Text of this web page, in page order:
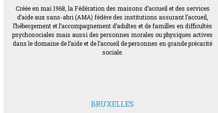
Créée en mai 1968, la Fédération des maisons d’accueil et des services
d’aide aux sans-abri (AMA) fédère des institutions assurant l’accueil,
l’hébergement et l’accompagnement d’adultes et de familles en difficultés
psychosociales mais aussi des personnes morales ou physiques actives
dans le domaine de l’aide et de l’accueil de personnes en grande précarité
sociale.
BRUXELLES